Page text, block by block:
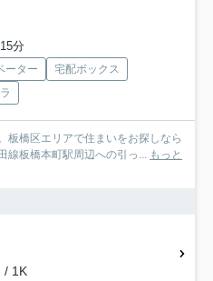
分
ーター
宅配ボックス
板橋区エリアで住まいをお探しなら
線板橋本町駅周辺への引っ... もっと
/ 1K